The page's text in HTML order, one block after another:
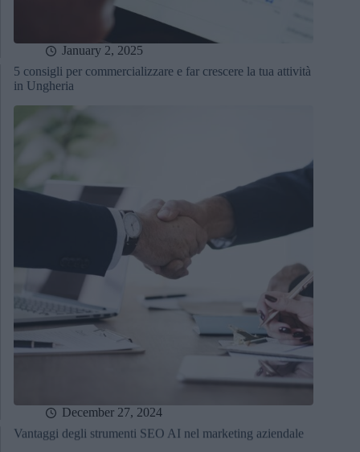
January 2, 2025
5 consigli per commercializzare e far crescere la tua attività
in Ungheria
December 27, 2024
Vantaggi degli strumenti SEO AI nel marketing aziendale